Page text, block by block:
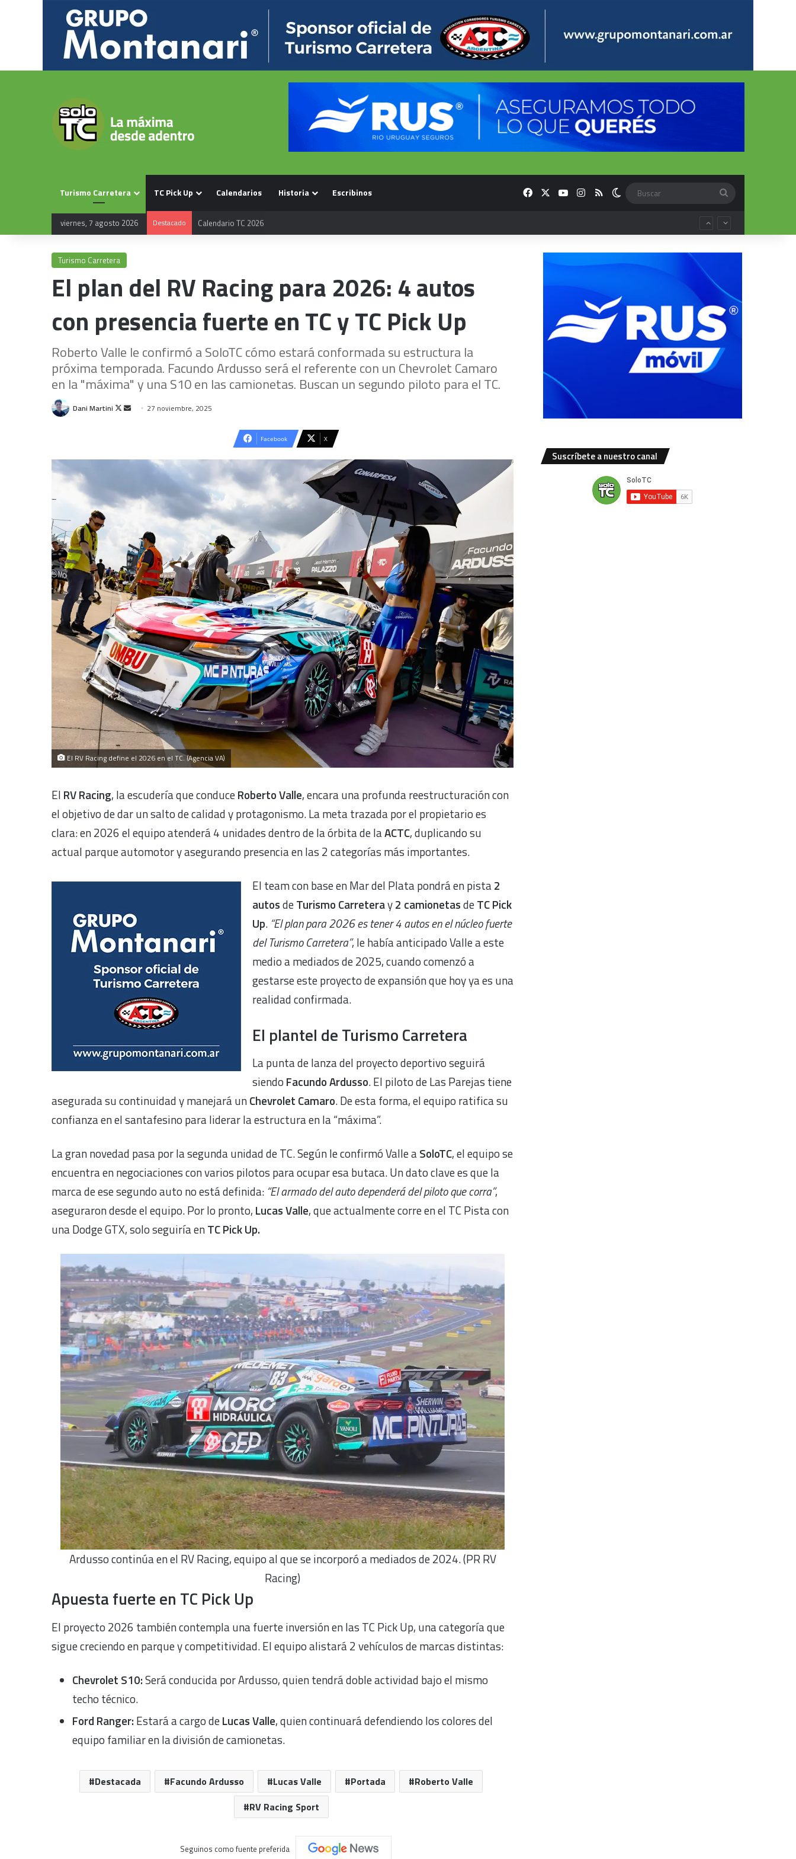
Turismo Carretera TC Pick Up Calendarios Historia Escribinos FacebookYouTubeInstagram
RSS Switch skin
viernes, 7 agosto 2026 Destacado Calendario TC 2026
Turismo Carretera
El plan del RV Racing para 2026: 4 autos
con presencia fuerte en TC y TC Pick Up
Roberto Valle le confirmó a SoloTC cómo estará conformada su estructura la
próxima temporada. Facundo Ardusso será el referente con un Chevrolet Camaro
en la "máxima" y una S10 en las camionetas. Buscan un segundo piloto para el TC.
Dani Martini
Follow
Send 27 noviembre, 2025
Facebook X
El RV Racing define el 2026 en el TC. (Agencia VA)
El RV Racing, la escudería que conduceRoberto Valle, encara una profunda reestructuración con
el objetivo de dar un salto de calidad y protagonismo. La meta trazada por el propietario es
clara: en 2026 el equipo atenderá 4 unidades dentro de la órbita de laACTC, duplicando su
actual parque automotor y asegurando presencia en las 2 categorías más importantes.
El team con base en Mar del Plata pondrá en pista2
autosdeTurismo Carreteray2 camionetasdeTC Pick
Up. “El plan para 2026 es tener 4 autos en el núcleo fuerte
del Turismo Carretera”, le había anticipado Valle a este
medio a mediados de 2025, cuando comenzó a
gestarse este proyecto de expansión que hoy ya es una
realidad confirmada.
El plantel de Turismo Carretera
La punta de lanza del proyecto deportivo seguirá
siendo Facundo Ardusso. El piloto de Las Parejas tiene
asegurada su continuidad y manejará unChevrolet Camaro. De esta forma, el equipo ratifica su
confianza en el santafesino para liderar la estructura en la “máxima”.
La gran novedad pasa por la segunda unidad de TC. Según le confirmó Valle aSoloTC, el equipo se
encuentra en negociaciones con varios pilotos para ocupar esa butaca. Un dato clave es que la
marca de ese segundo auto no está definida: “El armado del auto dependerá del piloto que corra”,
aseguraron desde el equipo. Por lo pronto, Lucas Valle, que actualmente corre en el TC Pista con
una Dodge GTX, solo seguiría enTC Pick Up.
Ardusso continúa en el RV Racing, equipo al que se incorporó a mediados de 2024. (PR RV
Racing)
Apuesta fuerte en TC Pick Up
El proyecto 2026 también contempla una fuerte inversión en las TC Pick Up, una categoría que
sigue creciendo en parque y competitividad. El equipo alistará 2 vehículos de marcas distintas:
Chevrolet S10:Será conducida por Ardusso, quien tendrá doble actividad bajo el mismo
techo técnico.
Ford Ranger: Estará a cargo deLucas Valle, quien continuará defendiendo los colores del
equipo familiar en la división de camionetas.
Destacada Facundo Ardusso Lucas Valle Portada
Roberto Valle
RV Racing Sport
Seguinos como fuente preferida
Suscríbete a nuestro canal